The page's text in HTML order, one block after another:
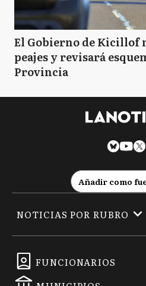
El Gobierno de Kicillof
peajes y revisará
Provincia
Añadir como
FUNCIONARIOS
NOTICIAS POR RUBRO